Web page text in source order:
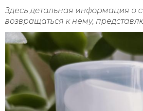
Здесь детальная информация о
возвращаться к нему,